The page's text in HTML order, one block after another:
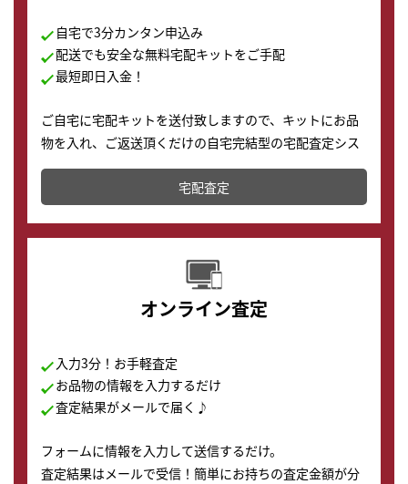
自宅で3分カンタン申込み
配送でも安全な無料宅配キットをご手配
最短即日入金！
ご自宅に宅配キットを送付致しますので、キットにお品
物を入れ、ご返送頂くだけの自宅完結型の宅配査定シス
テムです。
配送でも簡単&安全に査定・買取に出すことが可能で
す。
宅配査定
オンライン査定
入力3分！お手軽査定
お品物の情報を入力するだけ
査定結果がメールで届く♪
フォームに情報を入力して送信するだけ。
査定結果はメールで受信！簡単にお持ちの査定金額が分